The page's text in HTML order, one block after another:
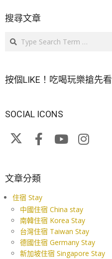
搜尋文章
Search
按個LIKE！吃喝玩樂搶先看
SOCIAL ICONS
文章分類
住宿 Stay
中國住宿 China stay
南韓住宿 Korea Stay
台灣住宿 Taiwan Stay
德國住宿 Germany Stay
新加坡住宿 Singapore Stay